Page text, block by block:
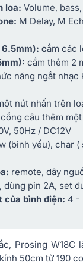
loa: Volume,
M Delay, M
6.5mm): cắm các
cắm thêm 2
năng ngắt
nút nhấn trên
cổng câu thêm
50Hz / DC12V
(bình yếu), char
remote, dây
dùng pin 2A, set
của bình điện: 4 -
Prosing W18C
50cm từ 190